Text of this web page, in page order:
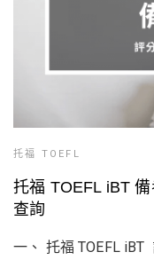
托福 TOEFL
托福 TOEFL iBT
查詢
一、 托福 TOEFL iBT